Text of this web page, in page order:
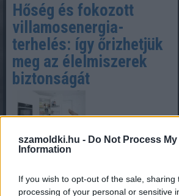
szamoldki.hu - Do Not Process My
Information
If you wish to opt-out of the sale, sharing
processing of your personal or sensitive
Hőség és fokozott
villamosenergia-
terhelés: így őrizhetjük
meg az élelmiszerek
biztonságát
2026. 08. 04.
villamosenergia-rendszert, ezért a